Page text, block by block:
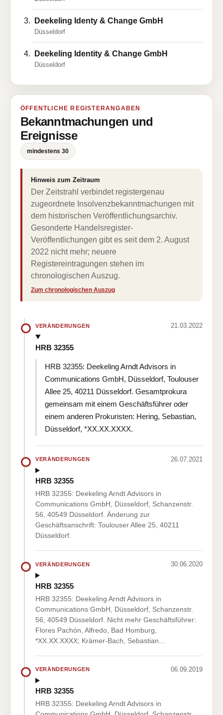
Deekeling Identy & Change GmbH
Düsseldorf
Deekeling Identity & Change GmbH
Düsseldorf
ÖFFENTLICHE REGISTERANGABEN
Bekanntmachungen und
Ereignisse
mindestens 30
Hinweis zum Zeitraum
Der Zeitstrahl verbindet registergenau
zugeordnete Insolvenzbekanntmachungen mit
dem historischen Veröffentlichungsarchiv.
Gesonderte Handelsregister-
Veröffentlichungen gibt es seit dem 2. August
2022 nicht mehr; neuere
Registereintragungen stehen im
chronologischen Auszug.
Zum chronologischen Auszug
VERÄNDERUNGEN 21.03.2022
HRB 32355
HRB 32355: Deekeling Arndt Advisors in
Communications GmbH, Düsseldorf, Toulouser
Allee 25, 40211 Düsseldorf. Gesamtprokura
gemeinsam mit einem Geschäftsführer oder
einem anderen Prokuristen: Hering, Sebastian,
Düsseldorf, *XX.XX.XXXX.
VERÄNDERUNGEN 26.07.2021
HRB 32355
HRB 32355: Deekeling Arndt Advisors in
Communications GmbH, Düsseldorf, Schanzenstr.
56, 40549 Düsseldorf. Änderung zur
Geschäftsanschrift: Toulouser Allee 25, 40211
Düsseldorf.
VERÄNDERUNGEN 30.06.2020
HRB 32355
HRB 32355: Deekeling Arndt Advisors in
Communications GmbH, Düsseldorf, Schanzenstr.
56, 40549 Düsseldorf. Nicht mehr Geschäftsführer:
Flores Pachón, Alfredo, Bad Homburg,
*XX.XX.XXXX; Krämer-Bach, Sebastian…
VERÄNDERUNGEN 06.09.2019
HRB 32355
HRB 32355: Deekeling Arndt Advisors in